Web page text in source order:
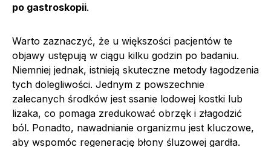
po gastroskopii.
Warto zaznaczyć, że u większości pacjentów te
objawy ustępują w ciągu kilku godzin po badaniu.
Niemniej jednak, istnieją skuteczne metody łagodzenia
tych dolegliwości. Jednym z powszechnie
zalecanych środków jest ssanie lodowej kostki lub
lizaka, co pomaga zredukować obrzęk i złagodzić
ból. Ponadto, nawadnianie organizmu jest kluczowe,
aby wspomóc regenerację błony śluzowej gardła.